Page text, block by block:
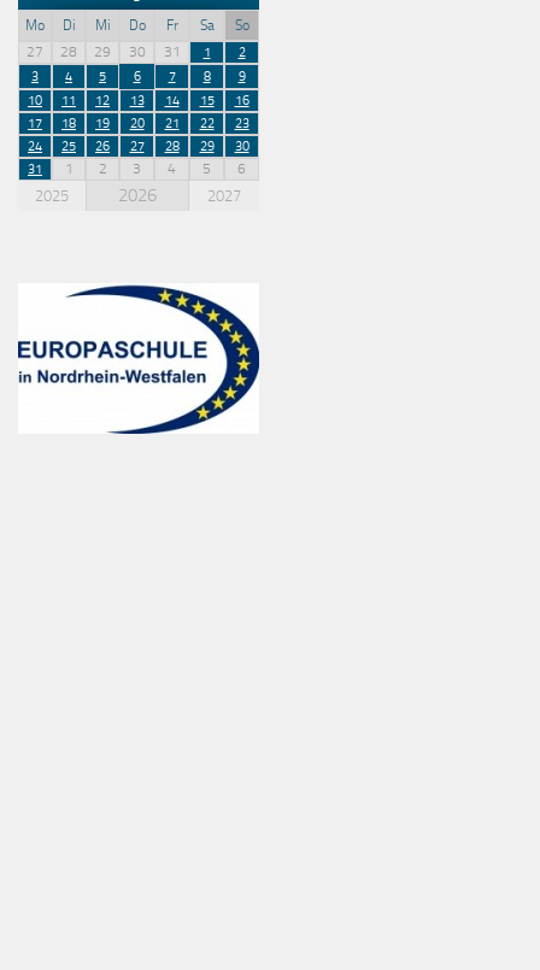
Mo Di Mi Do Fr Sa
So
27
28 29 30 31 1
2
3
4 5 6 7 8
9
10
11 12 13 14 15
16
17
18 19 20 21 22
23
24
25 26 27 28 29
30
31
1 2 3 4 5 6
2025 2026 2027